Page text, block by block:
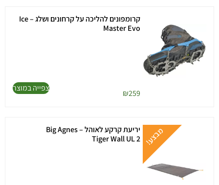
קרומפונים להליכה על קרחונים ושלג – Ice
Master Evo
₪259
צפייה במוצר
יריעת קרקע לאוהל – Big Agnes
Tiger Wall UL 2